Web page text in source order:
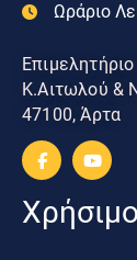
Ωράριο
Κ.Αιτωλού &
47100, Άρτα